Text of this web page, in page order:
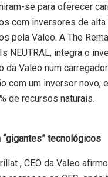
se para oferecer
com inversores de alta
pela Valeo. A The
NEUTRAL, integra o
da Valeo num
com um inversor novo,
de recursos naturais.
“gigantes” tecnológicos
, CEO da Valeo